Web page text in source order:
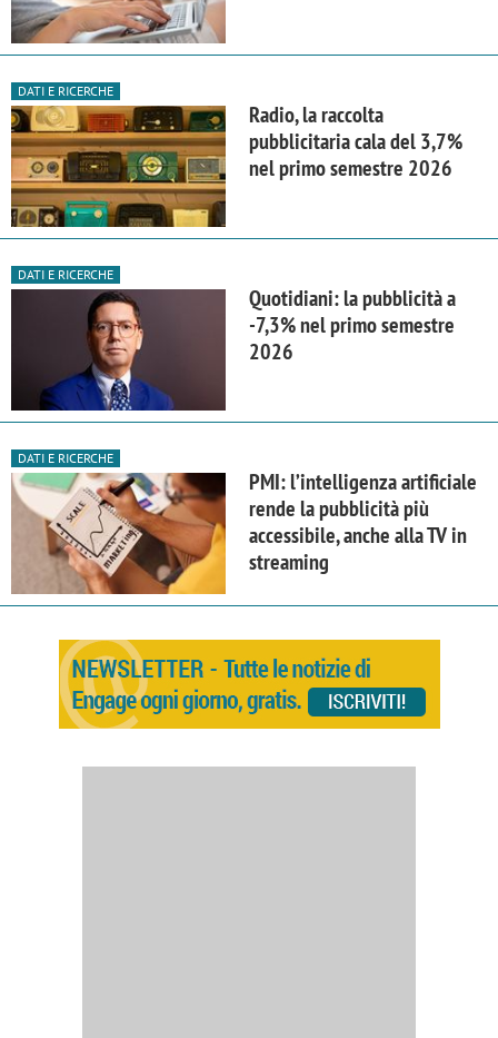
DATI E RICERCHE
Radio, la raccolta
pubblicitaria cala del 3,7%
nel primo semestre 2026
DATI E RICERCHE
Quotidiani: la pubblicità a
-7,3% nel primo semestre
2026
DATI E RICERCHE
PMI: l’intelligenza artificiale
rende la pubblicità più
accessibile, anche alla TV in
streaming